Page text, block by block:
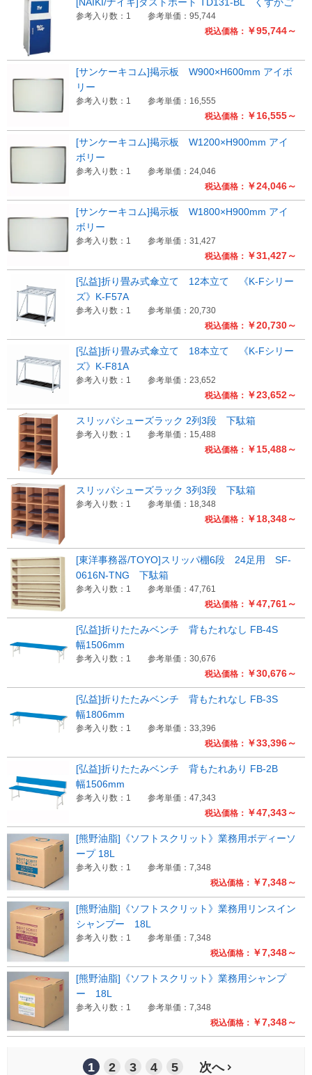
税込価格： ￥95,744～
[NAIKI/ナイキ]ダストポート TD131-BL くずかご
参考入り数：1 参考単価：95,744
税込価格： ￥16,555～
[サンケーキコム]掲示板 W900×H600mm アイボ
リー
参考入り数：1 参考単価：16,555
税込価格： ￥24,046～
[サンケーキコム]掲示板 W1200×H900mm アイ
ボリー
参考入り数：1 参考単価：24,046
税込価格： ￥31,427～
[サンケーキコム]掲示板 W1800×H900mm アイ
ボリー
参考入り数：1 参考単価：31,427
税込価格： ￥20,730～
[弘益]折り畳み式傘立て 12本立て 《K-Fシリー
ズ》K-F57A
参考入り数：1 参考単価：20,730
税込価格： ￥23,652～
[弘益]折り畳み式傘立て 18本立て 《K-Fシリー
ズ》K-F81A
参考入り数：1 参考単価：23,652
税込価格： ￥15,488～
スリッパシューズラック 2列3段 下駄箱
参考入り数：1 参考単価：15,488
税込価格： ￥18,348～
スリッパシューズラック 3列3段 下駄箱
参考入り数：1 参考単価：18,348
税込価格： ￥47,761～
[東洋事務器/TOYO]スリッパ棚6段 24足用 SF-
0616N-TNG 下駄箱
参考入り数：1 参考単価：47,761
税込価格： ￥30,676～
[弘益]折りたたみベンチ 背もたれなし FB-4S
幅1506mm
参考入り数：1 参考単価：30,676
税込価格： ￥33,396～
[弘益]折りたたみベンチ 背もたれなし FB-3S
幅1806mm
参考入り数：1 参考単価：33,396
税込価格： ￥47,343～
[弘益]折りたたみベンチ 背もたれあり FB-2B
幅1506mm
参考入り数：1 参考単価：47,343
税込価格： ￥7,348～
[熊野油脂]《ソフトスクリット》業務用ボディーソ
ープ 18L
参考入り数：1 参考単価：7,348
税込価格： ￥7,348～
[熊野油脂]《ソフトスクリット》業務用リンスイン
シャンプー 18L
参考入り数：1 参考単価：7,348
税込価格： ￥7,348～
[熊野油脂]《ソフトスクリット》業務用シャンプ
ー 18L
参考入り数：1 参考単価：7,348
1 2 3 4 5 次へ